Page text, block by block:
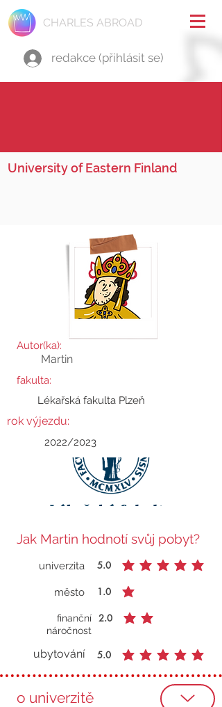
CHARLES ABROAD
redakce (přihlásit se)
University of Eastern Finland
Autor(ka):
Martin
fakulta:
Lékařská fakulta Plzeň
rok výjezdu:
2022/2023
Jak Martin hodnotí svůj pobyt?
univerzita 5.0
průměrné hodnocení je 5 z 5
město
1.0
průměrné hodnocení je 1 z 5
finanční
náročnost
2.0
průměrné hodnocení je 2 z 5
ubytování 5.0
průměrné hodnocení je 5 z 5
o univerzitě